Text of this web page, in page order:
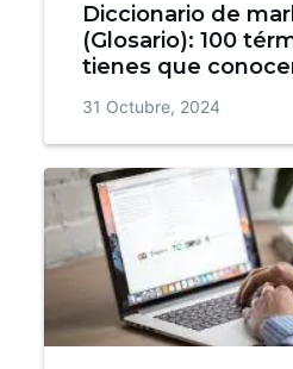
Diccionario de
(Glosario): 100
tienes que
31 Octubre, 2024